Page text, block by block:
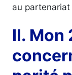
au partenariat
II. Mon